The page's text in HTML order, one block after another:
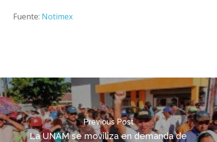
Fuente: Notimex
Previous Post
La UNAM se moviliza en demanda de